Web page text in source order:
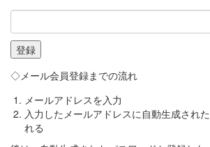
◇メール会員登録までの流れ
メールアドレスを入力
入力したメールアドレスに自動生成され
れる